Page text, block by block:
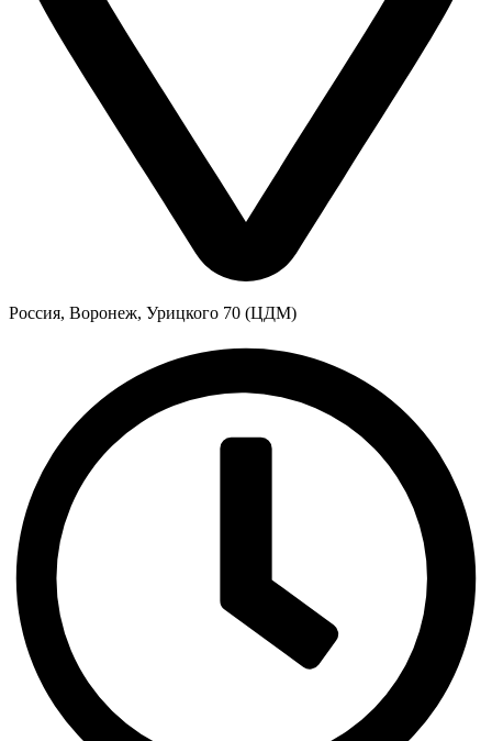
Россия, Воронеж, Урицкого 70 (ЦДМ)